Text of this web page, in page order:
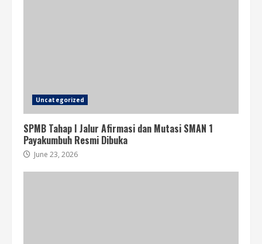
Uncategorized
SPMB Tahap I Jalur Afirmasi dan Mutasi SMAN 1
Payakumbuh Resmi Dibuka
June 23, 2026